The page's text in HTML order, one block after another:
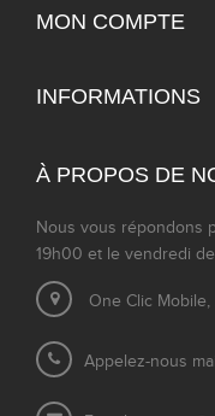
MON COMPTE
INFORMATIONS
À PROPOS DE
Nous vous répondons
19h00 et le vendredi
One Clic
Appelez-nous